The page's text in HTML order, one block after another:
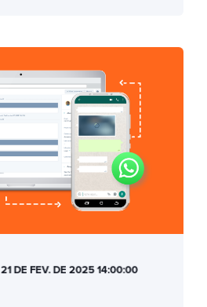
21 DE FEV. DE 2025 14:00:00